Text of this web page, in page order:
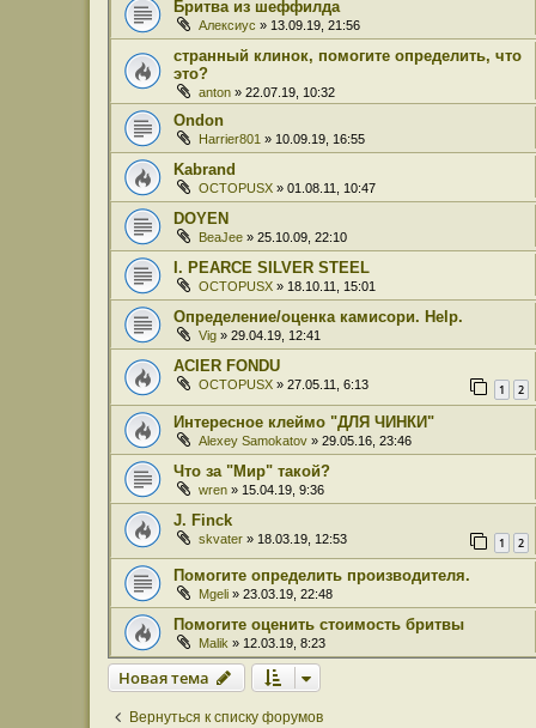
Бритва из шеффилда
Алексиус » 13.09.19, 21:56
странный клинок, помогите определить, что
это?
anton » 22.07.19, 10:32
Ondon
Harrier801 » 10.09.19, 16:55
Kabrand
OCTOPUSX » 01.08.11, 10:47
DOYEN
BeaJee » 25.10.09, 22:10
I. PEARCE SILVER STEEL
OCTOPUSX » 18.10.11, 15:01
Определение/оценка камисори. Help.
Vig » 29.04.19, 12:41
ACIER FONDU
OCTOPUSX » 27.05.11, 6:13 1 2
Интересное клеймо "ДЛЯ ЧИНКИ"
Alexey Samokatov » 29.05.16, 23:46
Что за "Мир" такой?
wren » 15.04.19, 9:36
J. Finck
skvater » 18.03.19, 12:53 1 2
Помогите определить производителя.
Mgeli » 23.03.19, 22:48
Помогите оценить стоимость бритвы
Malik » 12.03.19, 8:23
Новая тема
Вернуться к списку форумов